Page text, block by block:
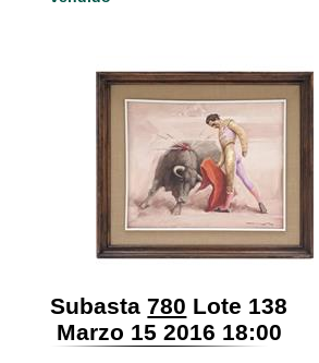
Subasta 780 Lote 138
Marzo 15 2016 18:00